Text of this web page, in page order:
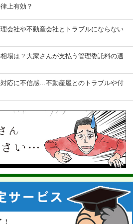
上有効？
会社や不動産会社とトラブルにならない
場は？大家さんが支払う管理委託料の適
応に不信感…不動産屋とのトラブルや付